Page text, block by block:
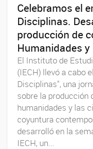
Celebramos el
Disciplinas.
producción de
Humanidades
El Instituto de
(IECH) llevó a cabo
Disciplinas", una
sobre la producción
humanidades y las
coyuntura
desarrolló en la
IECH, un...